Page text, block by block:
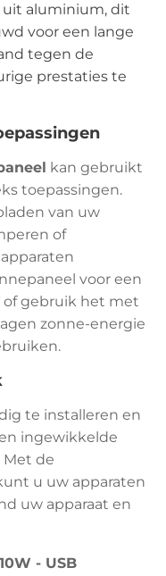
uit aluminium, dit
voor een lange
tegen de
prestaties te
kan gebruikt
toepassingen.
van uw
of
voor een
gebruik het met
zonne-energie
te installeren en
ingewikkelde
de
u uw apparaten
uw apparaat en
- USB